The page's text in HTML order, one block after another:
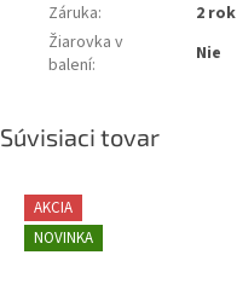
Záruka:
2 rok
Žiarovka v
balení: Nie
Súvisiaci tovar
AKCIA
NOVINKA